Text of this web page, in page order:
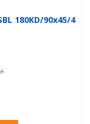
180KD/90x45/4